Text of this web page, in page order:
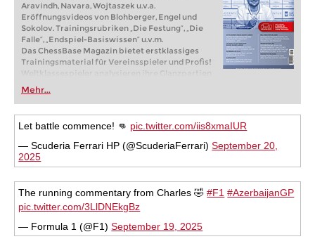
Aravindh, Navara, Wojtaszek u.v.a.
Eröffnungsvideos von Blohberger, Engel und
Sokolov. Trainingsrubriken „Die Festung“, „Die
Falle“, „Endspiel-Basiswissen“ u.v.m.
Das ChessBase Magazin bietet erstklassiges
Trainingsmaterial für Vereinsspieler und Profis!
Weltklassespieler analysieren ihre Glanzpartien
und erklären Ihnen die Ideen hinter den Zügen.
Eröffnungsspezialisten präsentieren die
neuesten Trends in der Eröffnungstheorie und
spannende Ideen für Ihr Repertoire.
Meistertrainer in Sachen Taktik, Strategie und
Endspiel zeigen Ihnen genau die Tricks und
Techniken, die man als erfolgreicher
Turnierspieler braucht! Lieferbar als Download
Im Lieferumfang enthalten: CBM #227 als
„ChessBase Book“ für iPad, Tablet, Mac etc.! Auf
Mehr...
Let battle commence! 👊 pic.twitter.com/iis8xmaIUR
— Scuderia Ferrari HP (@ScuderiaFerrari)September 20,
2025
The running commentary from Charles 🤣#F1 #AzerbaijanGP
pic.twitter.com/3LlDNEkgBz
— Formula 1 (@F1)September 19, 2025